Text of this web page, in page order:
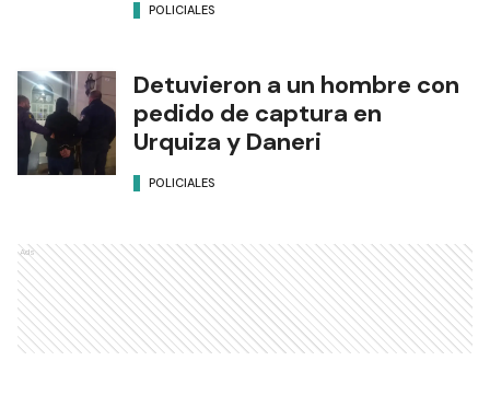
POLICIALES
Detuvieron a un hombre con
pedido de captura en
Urquiza y Daneri
POLICIALES
Ads